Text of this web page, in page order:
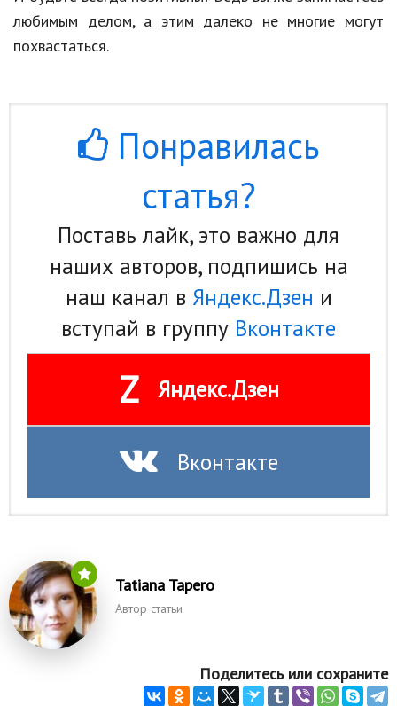
любимым делом, а этим далеко не многие могут
похвастаться.
Понравилась
статья?
Поставь лайк, это важно для
наших авторов, подпишись на
наш канал в Яндекс.Дзен и
вступай в группу Вконтакте
Z Яндекс.Дзен
Вконтакте
Tatiana Tapero
Автор статьи
Поделитесь или сохраните